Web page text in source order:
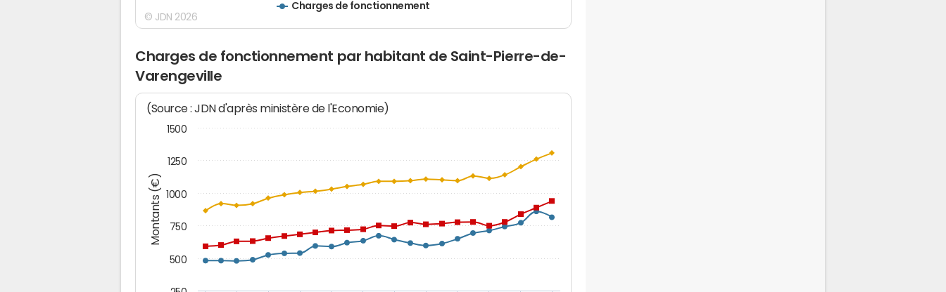
Charges de fonctionnement
© JDN 2026
Charges de fonctionnement par habitant de Saint-Pierre-de-
Varengeville
Montants (€)
(Source : JDN d'après ministère de l'Economie)
500
750
1000
1250
1500